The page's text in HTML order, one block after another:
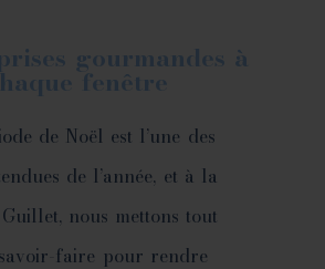
gourmandes à
fenêtre
de Noël est l’une des
de l’année, et à la
nous mettons tout
faire pour rendre